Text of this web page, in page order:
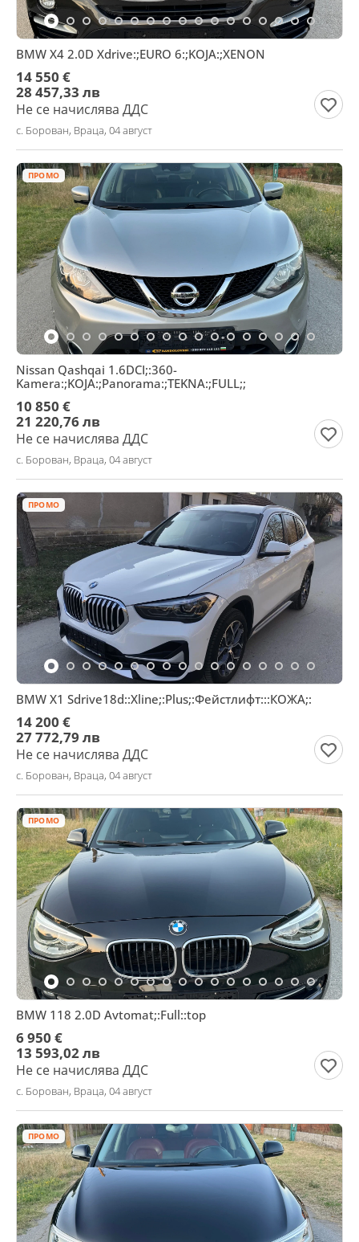
BMW X4 2.0D Xdrive:;EURO 6:;KOJA:;XENON
14 550 €
28 457,33 лв
Не се начислява ДДС
с. Борован, Враца, 04 август
ПРОМО
Nissan Qashqai 1.6DCI;:360-
Kamera:;KOJA:;Panorama:;TEKNA:;FULL;;
10 850 €
21 220,76 лв
Не се начислява ДДС
с. Борован, Враца, 04 август
ПРОМО
BMW X1 Sdrive18d::Xline;:Plus;:Фейстлифт:::КОЖА;:
14 200 €
27 772,79 лв
Не се начислява ДДС
с. Борован, Враца, 04 август
ПРОМО
BMW 118 2.0D Avtomat;:Full::top
6 950 €
13 593,02 лв
Не се начислява ДДС
с. Борован, Враца, 04 август
ПРОМО